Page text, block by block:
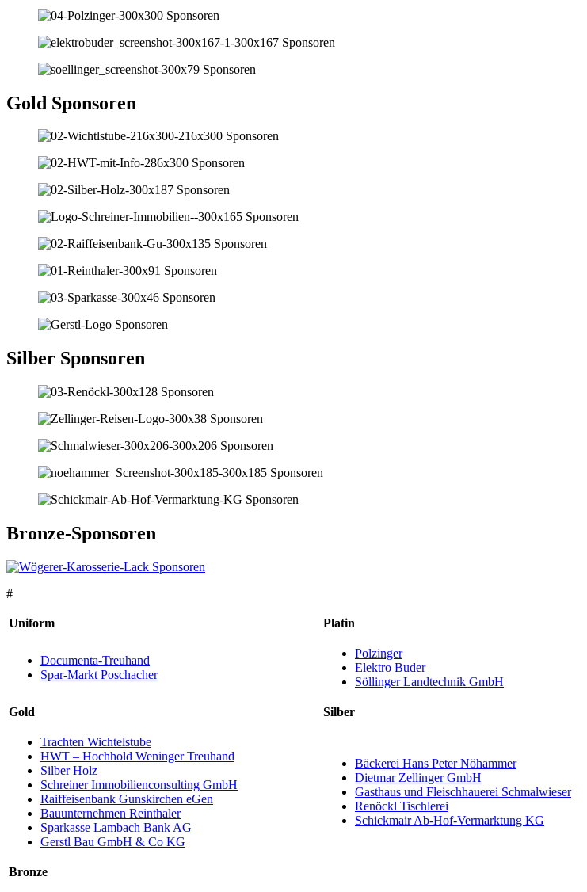
Gold Sponsoren
Silber Sponsoren
Bronze-Sponsoren
#
Uniform Platin
Documenta-Treuhand
Spar-Markt Poschacher
Polzinger
Elektro Buder
Söllinger Landtechnik GmbH
Gold Silber
Trachten Wichtelstube
HWT – Hochhold Weninger Treuhand
Silber Holz
Schreiner Immobilienconsulting GmbH
Raiffeisenbank Gunskirchen eGen
Bauunternehmen Reinthaler
Sparkasse Lambach Bank AG
Gerstl Bau GmbH & Co KG
Bäckerei Hans Peter Nöhammer
Dietmar Zellinger GmbH
Gasthaus und Fleischhauerei Schmalwieser
Renöckl Tischlerei
Schickmair Ab-Hof-Vermarktung KG
Bronze